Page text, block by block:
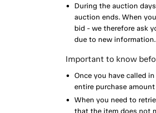
During the auction
auction ends. When
bid - we therefore ask
due to new information.
Important to know
Once you have called
entire purchase
When you need to
that the item does not